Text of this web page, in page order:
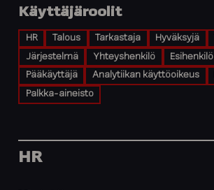
Käyttäjäroolit
HR Talous Tarkastaja Hyväksyjä
Järjestelmä Yhteyshenkilö Esihenkilö
Pääkäyttäjä Analytiikan käyttöoikeus
Palkka-aineisto
HR